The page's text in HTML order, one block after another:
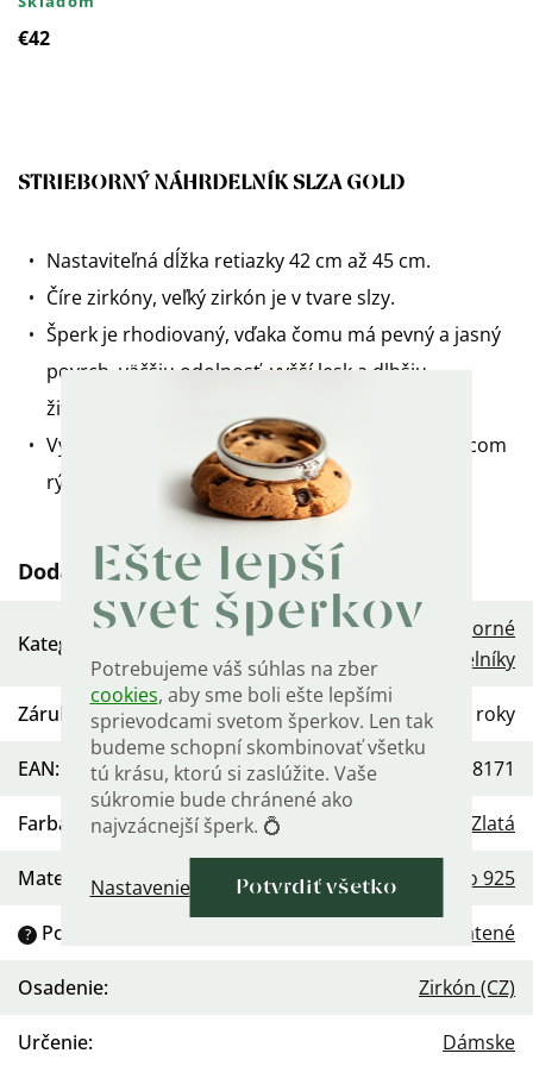
Ešte lepší
svet šperkov
Potrebujeme váš súhlas na zber
cookies, aby sme boli ešte lepšími
sprievodcami svetom šperkov. Len tak
budeme schopní skombinovať všetku
tú krásu, ktorú si zaslúžite. Vaše
súkromie bude chránené ako
najvzácnejší šperk. 💍
Nastavenie Potvrdiť všetko
€42
STRIEBORNÝ NÁHRDELNÍK SLZA GOLD
Nastaviteľná dĺžka retiazky 42 cm až 45 cm.
Číre zirkóny, veľký zirkón je v tvare slzy.
Šperk je rhodiovaný, vďaka čomu má pevný a jasný
povrch, väčšiu odolnosť, vyšší lesk a dlhšiu
životnosť.
Vyrobený zo striebra 925/1000 a označený puncom
rýdzosti.
Dodatočné parametre
Kategória
Dámske strieborné
náhrdelníky
Záruka 2 roky
EAN: 568754458171
Farba Zlatá
Materiál: Striebro 925
? Povrchová úprava Pozlátené
Osadenie: Zirkón (CZ)
Určenie: Dámske